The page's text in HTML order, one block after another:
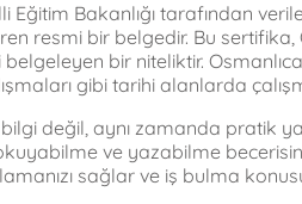
Eğitim Bakanlığı tarafından
resmi bir belgedir. Bu sertifika,
bir niteliktir.
gibi tarihi alanlarda
değil, aynı zamanda pratik
ve yazabilme
sağlar ve iş bulma